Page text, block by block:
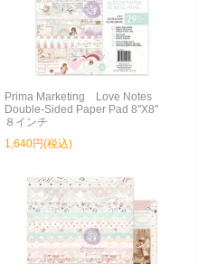
Prima Marketing Love Notes
Double-Sided Paper Pad 8"X8"
８インチ
1,640円(税込)